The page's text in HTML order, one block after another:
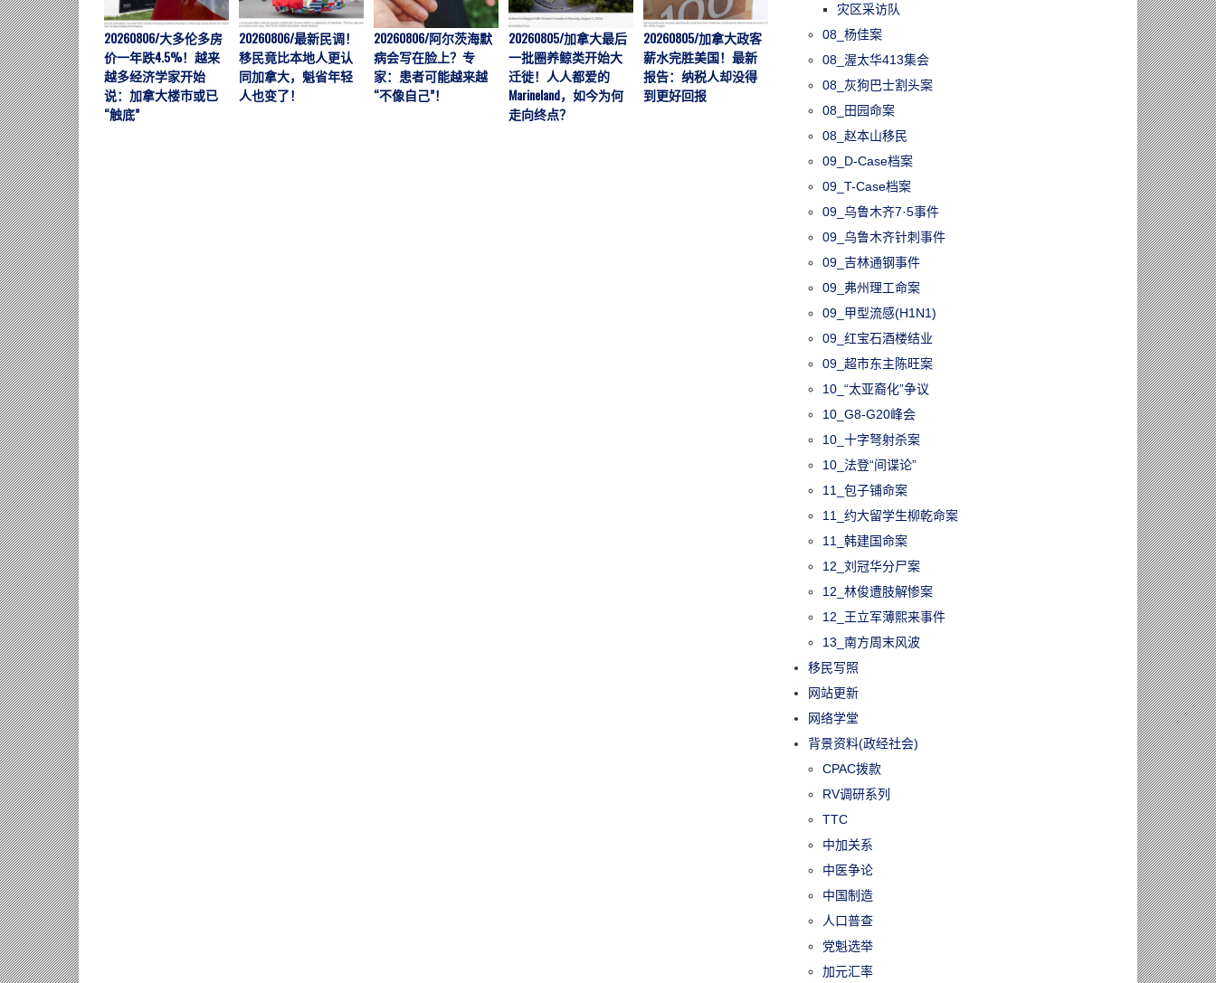
20260806/大多伦多房
价一年跌4.5%！越来
越多经济学家开始
说：加拿大楼市或已
“触底”
20260806/最新民调！
移民竟比本地人更认
同加拿大，魁省年轻
人也变了！
20260806/阿尔茨海默
病会写在脸上？专
家：患者可能越来越
“不像自己”！
20260805/加拿大最后
一批圈养鲸类开始大
迁徙！人人都爱的
Marineland，如今为何
走向终点？
20260805/加拿大政客
薪水完胜美国！最新
报告：纳税人却没得
到更好回报
20260805/多伦多急诊
拉警报！电动滑板车
伤者暴增365%，10岁
男孩成最大受害群体
灾区采访队
08_杨佳案
08_渥太华413集会
08_灰狗巴士割头案
08_田园命案
08_赵本山移民
09_D-Case档案
09_T-Case档案
09_乌鲁木齐7·5事件
09_乌鲁木齐针刺事件
09_吉林通钢事件
09_弗州理工命案
09_甲型流感(H1N1)
09_红宝石酒楼结业
09_超市东主陈旺案
10_“太亚裔化”争议
10_G8-G20峰会
10_十字弩射杀案
10_法登“间谍论”
11_包子铺命案
11_约大留学生柳乾命案
11_韩建国命案
12_刘冠华分尸案
12_林俊遭肢解惨案
12_王立军薄熙来事件
13_南方周末风波
移民写照
网站更新
网络学堂
背景资料(政经社会)
CPAC拨款
RV调研系列
TTC
中加关系
中医争论
中国制造
人口普查
党魁选举
加元汇率